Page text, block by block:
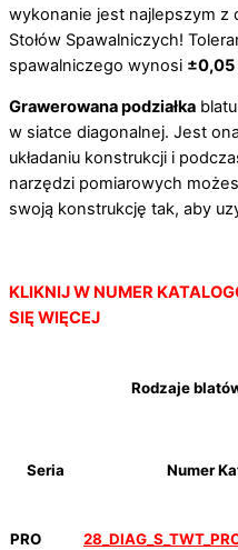
wykonanie jest najlepszym z
Stołów Spawalniczych!
spawalniczego wynosi ±0,05
Grawerowana podziałka
w siatce diagonalnej. Jest
układaniu konstrukcji i
narzędzi pomiarowych
swoją konstrukcję tak, aby
KLIKNIJ W NUMER
SIĘ WIĘCEJ
Rodzaje
Seria Numer
PRO